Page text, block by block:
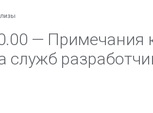
.00 — Примечания
служб